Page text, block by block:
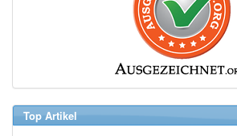
Top Artikel